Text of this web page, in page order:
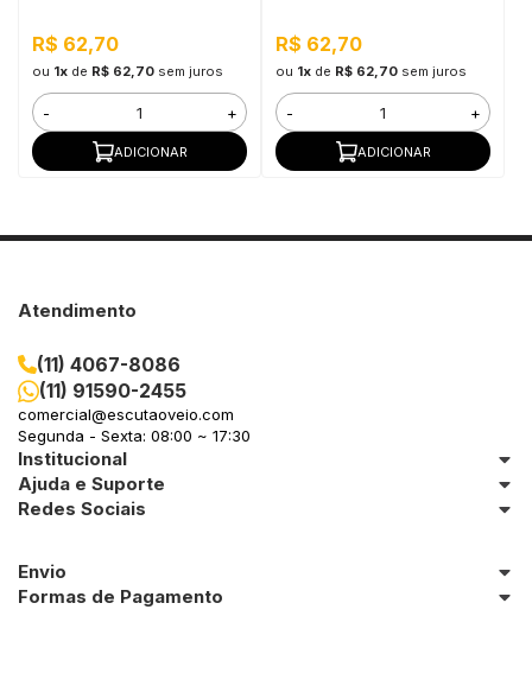
R$ 62,70
ou 1xde R$ 62,70 sem juros
- +
ADICIONAR
R$ 62,70
ou 1xde R$ 62,70 sem juros
- +
ADICIONAR
Atendimento
(11) 4067-8086
(11) 91590-2455
comercial@escutaoveio.com
Segunda - Sexta: 08:00 ~ 17:30
Institucional
Ajuda e Suporte
Redes Sociais
Envio
Formas de Pagamento